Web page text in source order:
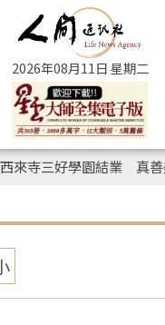
2026年08月11日 星期二
西來寺三好學園結業 真善